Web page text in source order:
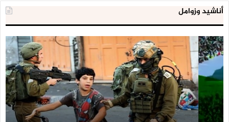
أناشيد وزوامل
العدو
الإسرائيلي
اعتقل
543
طفلا
فلسطينيا
خلال
2020